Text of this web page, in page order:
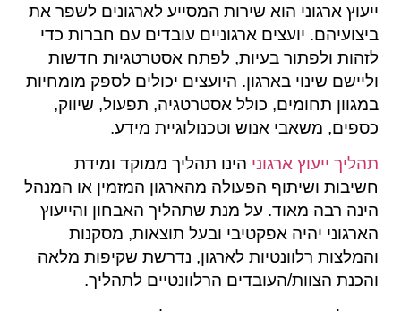
ייעוץ ארגוני הוא שירות המסייע לארגונים לשפר את
ביצועיהם. יועצים ארגוניים עובדים עם חברות כדי
לזהות ולפתור בעיות, לפתח אסטרטגיות חדשות
וליישם שינוי בארגון. היועצים יכולים לספק מומחיות
במגוון תחומים, כולל אסטרטגיה, תפעול, שיווק,
כספים, משאבי אנוש וטכנולוגיית מידע.
תהליך ייעוץ ארגוני הינו תהליך ממוקד ומידת
חשיבות ושיתוף הפעולה מהארגון המזמין או המנהל
הינה רבה מאוד. על מנת שתהליך האבחון והייעוץ
הארגוני יהיה אפקטיבי ובעל תוצאות, מסקנות
והמלצות רלוונטיות לארגון, נדרשת שקיפות מלאה
והכנת הצוות/העובדים הרלוונטיים לתהליך.